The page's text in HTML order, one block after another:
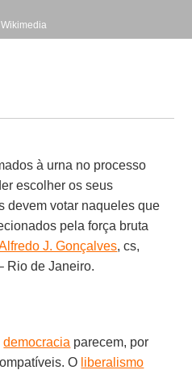
à urna no processo
escolher os seus
devem votar naqueles que
pela força bruta
J. Gonçalves, cs,
Rio de Janeiro.
democracia parecem, por
O liberalismo